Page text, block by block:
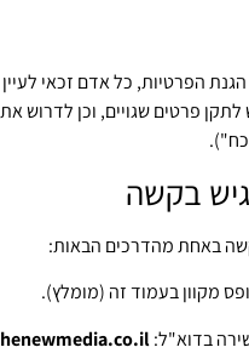
הפרטיות, כל אדם זכאי
לתקן פרטים שגויים, וכן לדרוש
בקשה
באחת מהדרכים הבאות:
מקוון בעמוד זה (מומלץ).
בדוא"ל: